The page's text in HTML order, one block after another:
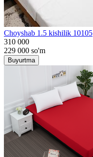
Choyshab 1.5 kishilik 10105
310 000
229 000 so'm
Buyurtma